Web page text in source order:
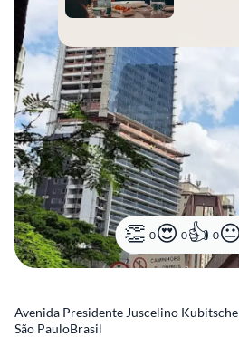
0 0 0
Avenida Presidente Juscelino
São PauloBrasil